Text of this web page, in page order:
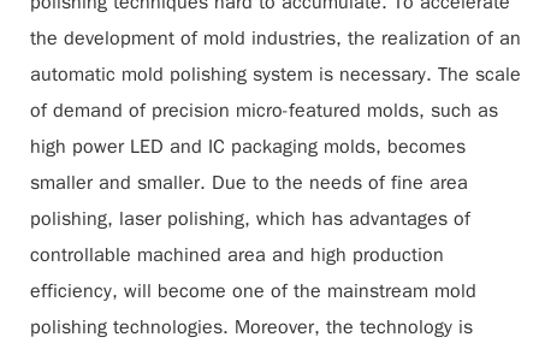
the development of mold industries, the realization of an
automatic mold polishing system is necessary. The scale
of demand of precision micro-featured molds, such as
high power LED and IC packaging molds, becomes
smaller and smaller. Due to the needs of fine area
polishing, laser polishing, which has advantages of
controllable machined area and high production
efficiency, will become one of the mainstream mold
polishing technologies. Moreover, the technology is